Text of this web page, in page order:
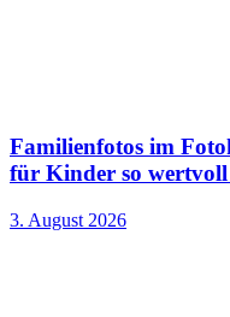
Familienfotos im
für Kinder so wertvoll
3. August 2026